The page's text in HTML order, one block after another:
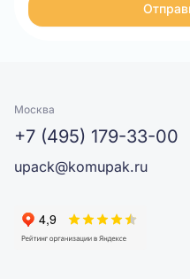
Москва
+7 (495) 179-33-00
upack@komupak.ru